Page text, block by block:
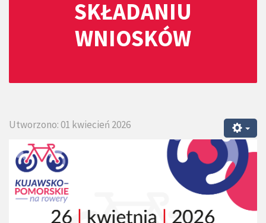
SKŁADANIU
WNIOSKÓW
Utworzono: 01 kwiecień 2026